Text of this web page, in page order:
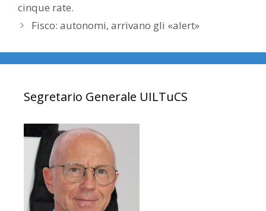
cinque rate.
Fisco: autonomi, arrivano gli «alert»
Segretario Generale UILTuCS